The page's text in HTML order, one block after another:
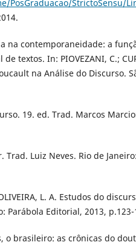
PosGraduacao/StrictoSensu/
na contemporaneidade: a
textos. In: PIOVEZANI, C.;
na Análise do Discurso.
19. ed. Trad. Marcos
Trad. Luiz Neves. Rio de
L. A. Estudos do
Parábola Editorial, 2013, p.123-
o brasileiro: as crônicas do